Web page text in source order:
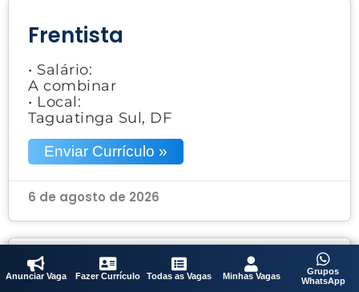
Frentista
• Salário:
A combinar
• Local:
Taguatinga Sul, DF
Enviar Currículo »
6 de agosto de 2026
Vendedora
Anunciar Vaga Fazer Currículo Todas as Vagas Minhas Vagas
Grupos
WhatsApp